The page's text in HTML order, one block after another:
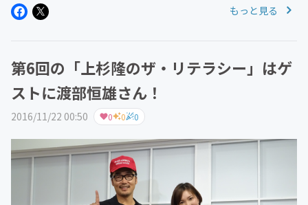
ブはyoutubeにて公開していますどうぞご覧ください。
もっと見る
第6回の「上杉隆のザ・リテラシー」はゲ
ストに渡部恒雄さん！
2016/11/22 00:50 0 0 0